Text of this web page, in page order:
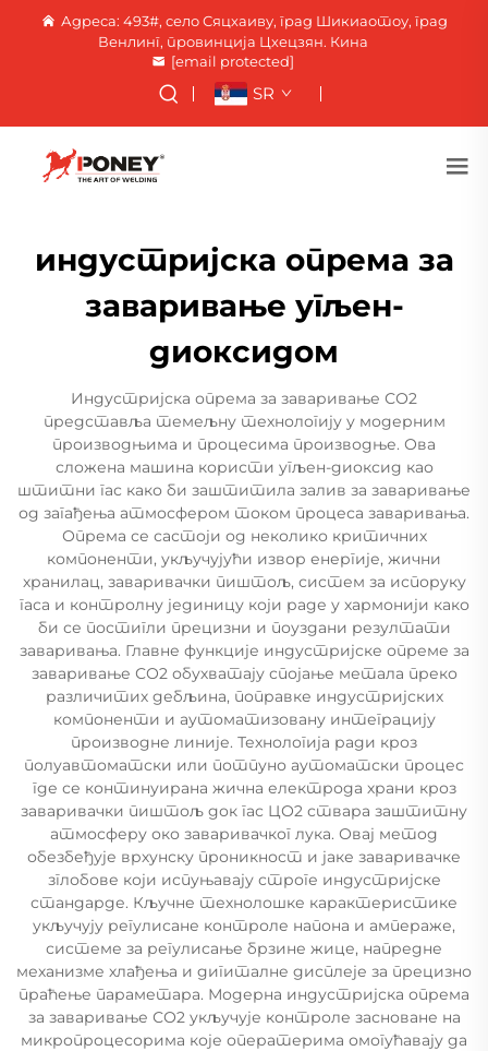
Адреса: 493#, село Сяцхаиву, град Шикиаотоу, град
Венлинг, провинција Цхецзян. Кина
[email protected]
SR
индустријска опрема за
заваривање угљен-
диоксидом
Индустријска опрема за заваривање СО2
представља темељну технологију у модерним
производњима и процесима производње. Ова
сложена машина користи угљен-диоксид као
штитни гас како би заштитила залив за заваривање
од загађења атмосфером током процеса заваривања.
Опрема се састоји од неколико критичних
компоненти, укључујући извор енергије, жични
хранилац, заваривачки пиштољ, систем за испоруку
гаса и контролну јединицу који раде у хармонији како
би се постигли прецизни и поуздани резултати
заваривања. Главне функције индустријске опреме за
заваривање СО2 обухватају спојање метала преко
различитих дебљина, поправке индустријских
компоненти и аутоматизовану интеграцију
производне линије. Технологија ради кроз
полуавтоматски или потпуно аутоматски процес
где се континуирана жична електрода храни кроз
заваривачки пиштољ док гас ЦО2 ствара заштитну
атмосферу око заваривачког лука. Овај метод
обезбеђује врхунску проникност и јаке заваривачке
зглобове који испуњавају строге индустријске
стандарде. Кључне технолошке карактеристике
укључују регулисане контроле напона и ампераже,
системе за регулисање брзине жице, напредне
механизме хлађења и дигиталне дисплеје за прецизно
праћење параметара. Модерна индустријска опрема
за заваривање СО2 укључује контроле засноване на
микропроцесорима које оператерима омогућавају да